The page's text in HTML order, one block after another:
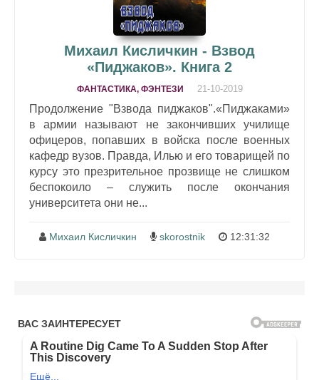
Михаил Кисличкин - Взвод
«Пиджаков». Книга 2
ФАНТАСТИКА, ФЭНТЕЗИ 21-10-2019
Продолжение "Взвода пиджаков".«Пиджаками»
в армии называют не закончивших училище
офицеров, попавших в войска после военных
кафедр вузов. Правда, Илью и его товарищей по
курсу это презрительное прозвище не слишком
беспокоило – служить после окончания
университета они не...
Михаил Кисличкин skorostnik 12:31:32